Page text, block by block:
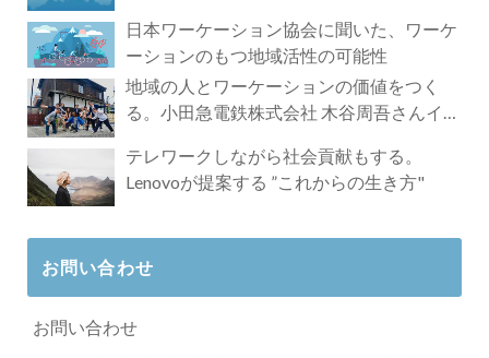
日本ワーケーション協会に聞いた、ワーケ
ーションのもつ地域活性の可能性
地域の人とワーケーションの価値をつく
る。小田急電鉄株式会社 木谷周吾さんイン
テレワークしながら社会貢献もする。
Lenovoが提案する ”これからの生き方"
お問い合わせ
お問い合わせ